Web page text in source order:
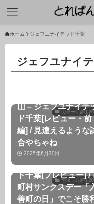
ホーム ジェフユナイテッド千葉
ジェフユナイ
カターレ富山
山 – ジェフユナイテ
ド千葉[レビュー・前
編] / 見違えるような
合やちゃね
2025年6月30日
カターレ富山
【第21節】カターレ富
山 – ジェフユナイテ
ド千葉[プレビュー] /
町村サンクスデー「
善町の日」でこそ勝